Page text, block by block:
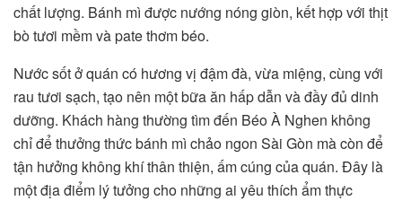
chất lượng. Bánh mì được nướng nóng giòn, kết hợp với thịt
bò tươi mềm và pate thơm béo.
Nước sốt ở quán có hương vị đậm đà, vừa miệng, cùng với
rau tươi sạch, tạo nên một bữa ăn hấp dẫn và đầy đủ dinh
dưỡng. Khách hàng thường tìm đến Béo À Nghen không
chỉ để thưởng thức bánh mì chảo ngon Sài Gòn mà còn để
tận hưởng không khí thân thiện, ấm cúng của quán. Đây là
một địa điểm lý tưởng cho những ai yêu thích ẩm thực